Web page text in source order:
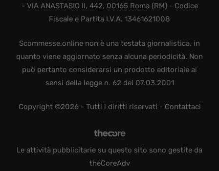
- VIA ANASTASIO II, 442, 00165 Roma (RM) - Codice
Fiscale e Partita I.V.A. 13461621008
Scommesse.online non è una testata giornalistica, in
quanto viene aggiornato senza alcuna periodicità. Non
può pertanto considerarsi un prodotto editoriale ai
sensi della legge n. 62 del 07.03.2001
Copyright ©2026 - Tutti i diritti riservati - Contattaci
Le attività pubblicitarie su questo sito sono gestite da
theCoreAdv